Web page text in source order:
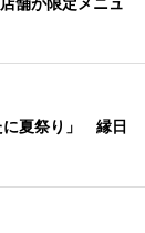
に夏祭り」 縁日